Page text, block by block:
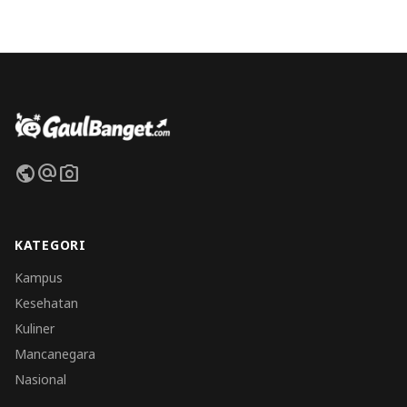
publicalternate_emailphoto_camera
KATEGORI
Kampus
Kesehatan
Kuliner
Mancanegara
Nasional